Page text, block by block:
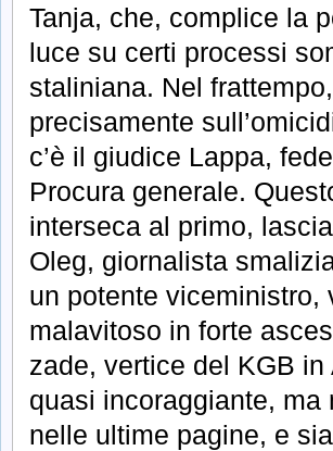
Tanja, che, complice la
luce su certi processi
staliniana. Nel
precisamente
c’è il giudice Lappa,
Procura generale.
interseca al primo,
Oleg, giornalista
un potente
malavitoso in forte
zade, vertice del KGB
quasi incoraggiante,
nelle ultime pagine, e